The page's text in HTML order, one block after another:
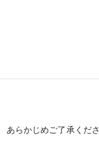
あらかじめご了承くださ